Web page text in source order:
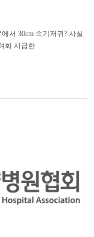
서 30cm 속기저귀? 사실
화 시급한
귀가 나왔다?’ 언론...